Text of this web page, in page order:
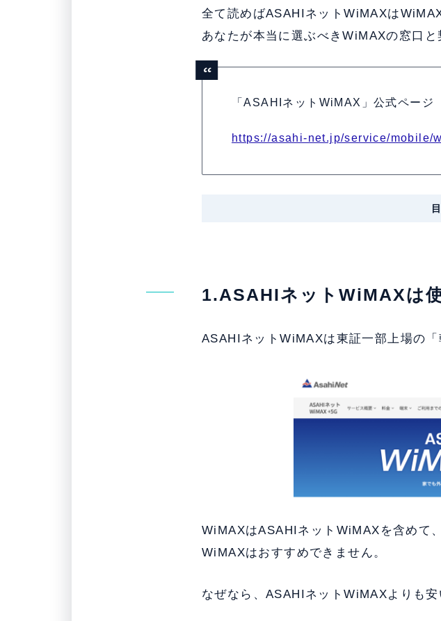
全て読めばASAHIネットWiMAXは
あなたが本当に選ぶべきWiMAXの窓口と
「ASAHIネットWiMAX」公式ページ
https://asahi-net.jp/service/mobile/
1.ASAHIネットWiMAXは
ASAHIネットWiMAXは東証一部上場の
WiMAXはASAHIネットWiMAXを含めて
WiMAXはおすすめできません。
なぜなら、ASAHIネットWiMAXよりも